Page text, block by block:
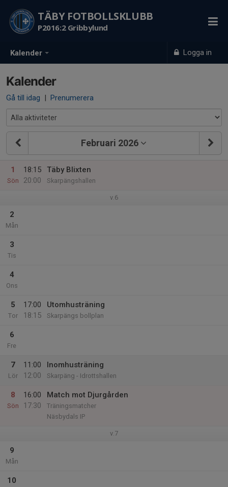
Kalender Logga in
TÄBY FOTBOLLSKLUBB
P2016:2 Gribbylund
Kalender
Gå till idag | Prenumerera
Februari 2026
1
Sön
18:15
20:00
Täby Blixten
Skarpängshallen
v.6
2
Mån
3
Tis
4
Ons
5
Tor
17:00
18:15
Utomhusträning
Skarpängs bollplan
6
Fre
7
Lör
11:00
12:00
Inomhusträning
Skarpäng - Idrottshallen
8
Sön
16:00
17:30
Match mot Djurgården
Träningsmatcher
Näsbydals IP
v.7
9
Mån
10